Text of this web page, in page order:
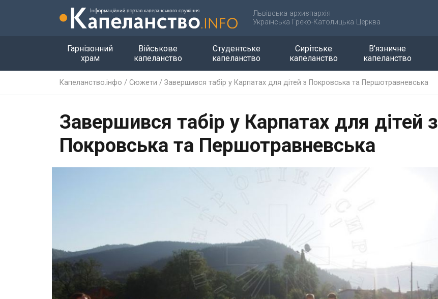
Львівська архиєпархія
Українська Греко-Католицька Церква
Гарнізонний
храм
Військове
капеланство
Студентське
капеланство
Сирітське
капеланство
В’язничне
капеланство
Капеланство.інфо / Сюжети / Завершився табір у Карпатах для дітей з Покровська та Першотравневська
Завершився табір у Карпатах для дітей з
Покровська та Першотравневська